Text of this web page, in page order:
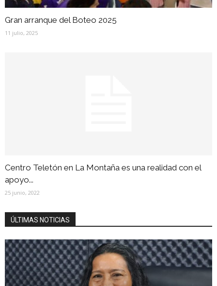
Gran arranque del Boteo 2025
11 julio, 2025
Centro Teletón en La Montaña es una realidad con el
apoyo...
25 junio, 2022
ÚLTIMAS NOTICIAS